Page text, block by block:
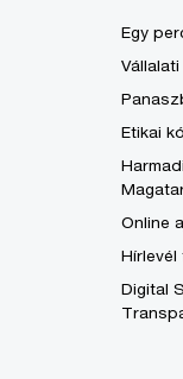
Egy
Etikai
Online
Digital